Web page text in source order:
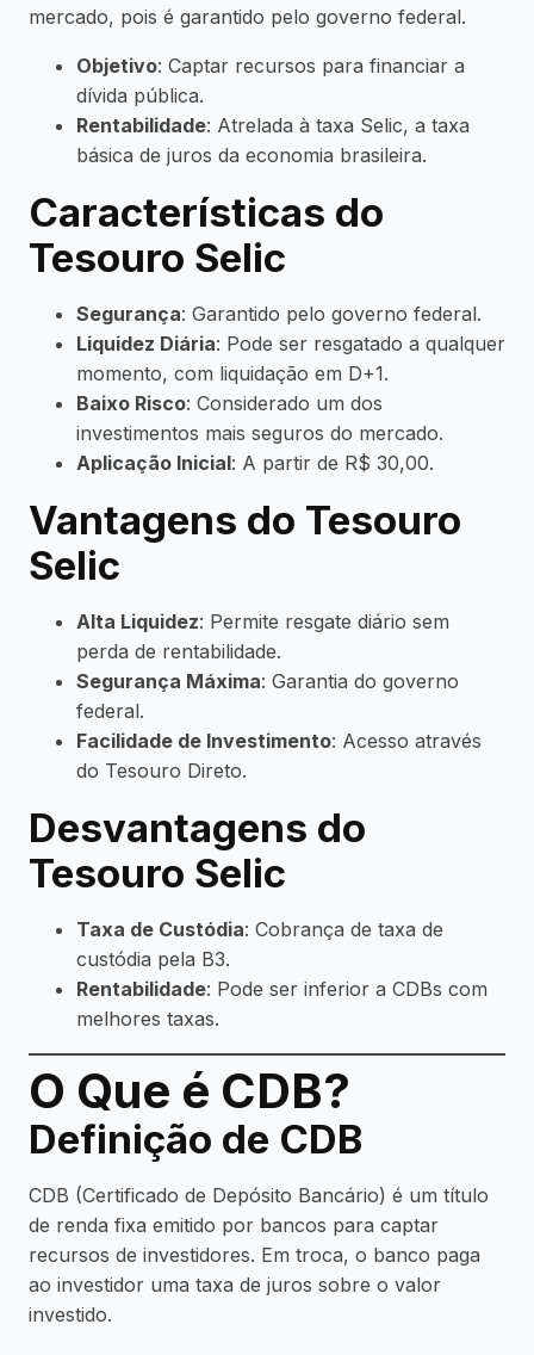
mercado, pois é garantido pelo governo federal.
Objetivo: Captar recursos para financiar a
dívida pública.
Rentabilidade: Atrelada à taxa Selic, a taxa
básica de juros da economia brasileira.
Características do
Tesouro Selic
Segurança: Garantido pelo governo federal.
Liquidez Diária: Pode ser resgatado a qualquer
momento, com liquidação em D+1.
Baixo Risco: Considerado um dos
investimentos mais seguros do mercado.
Aplicação Inicial: A partir de R$ 30,00.
Vantagens do Tesouro
Selic
Alta Liquidez: Permite resgate diário sem
perda de rentabilidade.
Segurança Máxima: Garantia do governo
federal.
Facilidade de Investimento: Acesso através
do Tesouro Direto.
Desvantagens do
Tesouro Selic
Taxa de Custódia: Cobrança de taxa de
custódia pela B3.
Rentabilidade: Pode ser inferior a CDBs com
melhores taxas.
O Que é CDB?
Definição de CDB
CDB (Certificado de Depósito Bancário) é um título
de renda fixa emitido por bancos para captar
recursos de investidores. Em troca, o banco paga
ao investidor uma taxa de juros sobre o valor
investido.